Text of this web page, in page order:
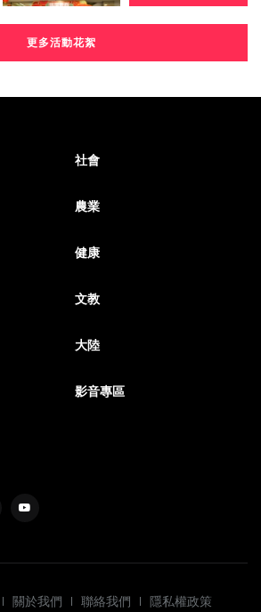
更多活動花絮
社會
農業
健康
文教
大陸
影音專區
關於我們 聯絡我們 隱私權政策